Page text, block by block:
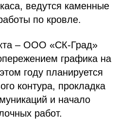
ведутся каменные
по кровле.
– ООО «СК-Град»
графика на
году планируется
контура, прокладка
и начало
работ.